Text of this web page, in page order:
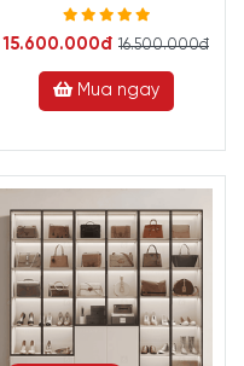
15.600.000đ 16.500.000đ
Mua ngay